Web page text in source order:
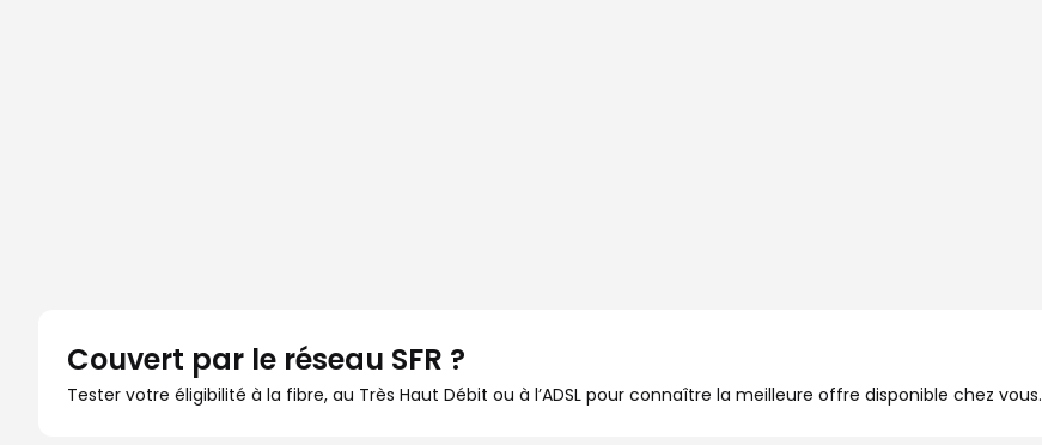
Couvert par le réseau SFR ?
Tester votre éligibilité à la fibre, au Très Haut Débit ou à l’ADSL pour connaître la meilleure offre disponible chez vous.